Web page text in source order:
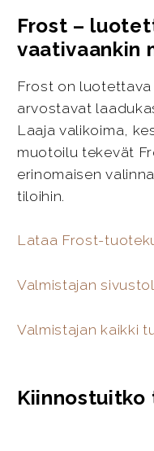
Frost –
vaativaankin
Frost on
arvostavat
Laaja valikoima,
muotoilu tekevät
erinomaisen
tiloihin.
Lataa Frost-
Valmistajan
Valmistajan kaikki